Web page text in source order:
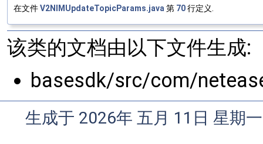
在文件V2NIMUpdateTopicParams.java 第 70行定义.
该类的文档由以下文件生成:
basesdk/src/com/
生成于 2026年 五月 11日 星期